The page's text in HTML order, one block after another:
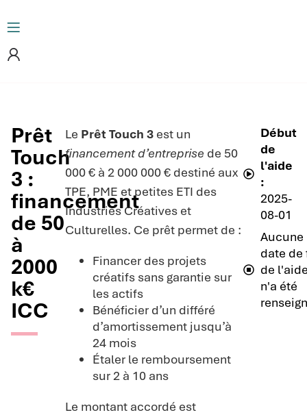
Prêt
Touch
3 :
financement
de 50
à
2000
k€
ICC
Le Prêt Touch 3est un
financement d’entreprise de 50
000 € à 2 000 000 € destiné aux
TPE, PME et petites ETI des
Industries Créatives et
Culturelles. Ce prêt permet de :
Financer des projets
créatifs sans garantie sur
les actifs
Bénéficier d’un différé
d’amortissement jusqu’à
24 mois
Étaler le remboursement
sur 2 à 10 ans
Le montant accordé est
Début
de
l'aide
:
2025-
08-01
Aucune
date de
de
n'a été